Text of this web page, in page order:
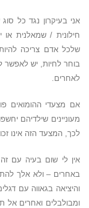
אני בעיקרון נגד כל
חילונית / שמאלנית או
שלכל אדם צריכה
בוחר לחיות, יש לאפשר
לאחרים.
אם מצעדי ההומואים
מעוניינים שילדיהם
לכך, המצעד הזה אינו
אין לי שום בעיה עם
באחרים – ולא אלך
והיציאה בגאווה עם
ומבולבלים ואחרים אל